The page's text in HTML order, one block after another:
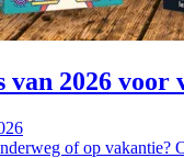
van 2026
of op